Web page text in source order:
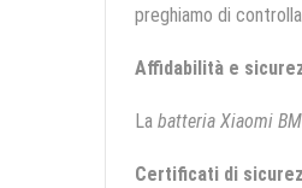
preghiamo di
Affidabilità e
La batteria Xiaomi
Certificati di